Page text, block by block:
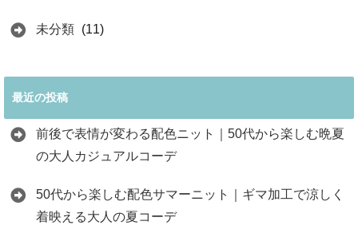
未分類 (11)
最近の投稿
前後で表情が変わる配色ニット｜50代から楽しむ晩夏
の大人カジュアルコーデ
50代から楽しむ配色サマーニット｜ギマ加工で涼しく
着映える大人の夏コーデ